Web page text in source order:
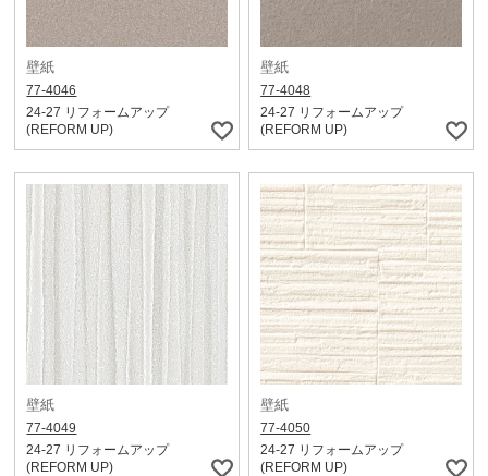
壁紙
77-4046
24-27 リフォームアップ
(REFORM UP)
壁紙
77-4048
24-27 リフォームアップ
(REFORM UP)
壁紙
77-4049
24-27 リフォームアップ
(REFORM UP)
壁紙
77-4050
24-27 リフォームアップ
(REFORM UP)